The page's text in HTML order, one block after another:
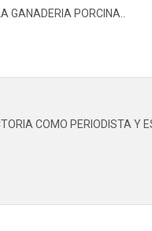
GANADERIA PORCINA..
COMO PERIODISTA Y